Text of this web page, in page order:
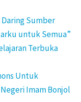
Sumber
untuk Semua”
Terbuka
Untuk
Imam Bonjol